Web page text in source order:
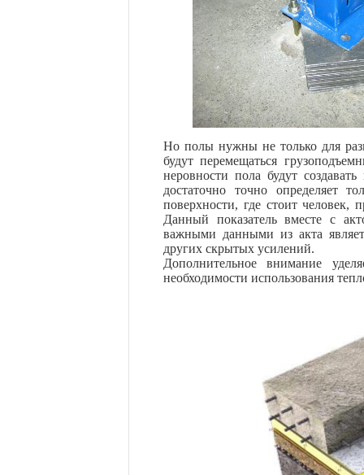
Но полы нужны не только для
будут перемещаться
неровности пола будут
достаточно точно определяет
поверхности, где стоит человек,
Данный показатель вместе с
важными данными из акта
других скрытых усилений.
Дополнительное внимание
необходимости использования